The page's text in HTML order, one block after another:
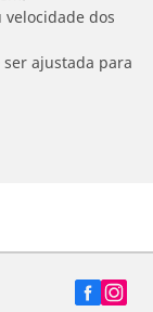
dos
ajustada para